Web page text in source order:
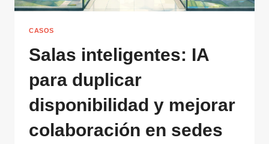
CASOS
Salas inteligentes: IA
para duplicar
disponibilidad y mejorar
colaboración en sedes